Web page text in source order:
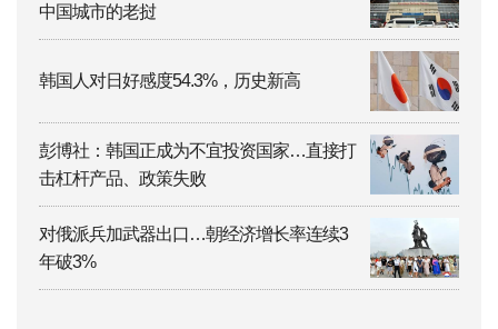
中国城市的老挝
韩国人对日好感度54.3%，历史新高
彭博社：韩国正成为不宜投资国家…直接打
击杠杆产品、政策失败
对俄派兵加武器出口…朝经济增长率连续3
年破3%